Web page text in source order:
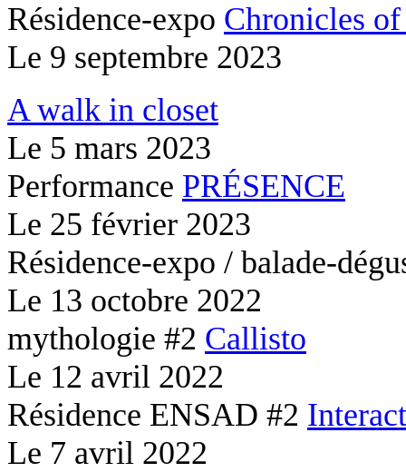
Résidence-expo Chronicles
Le 9 septembre 2023
A walk in closet
Le 5 mars 2023
Performance PRÉSENCE
Le 25 février 2023
Résidence-expo / balade-
Le 13 octobre 2022
mythologie #2 Callisto
Le 12 avril 2022
Résidence ENSAD #2
Le 7 avril 2022